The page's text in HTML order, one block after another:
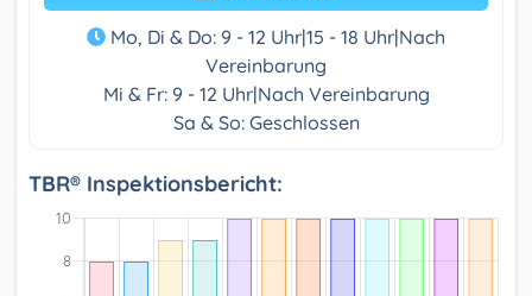
Mo, Di & Do: 9 - 12 Uhr|15 - 18 Uhr|Nach
Vereinbarung
Mi & Fr: 9 - 12 Uhr|Nach Vereinbarung
Sa & So: Geschlossen
TBR® Inspektionsbericht: